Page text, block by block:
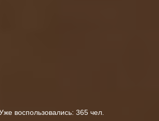
воспользовались: 365 чел.